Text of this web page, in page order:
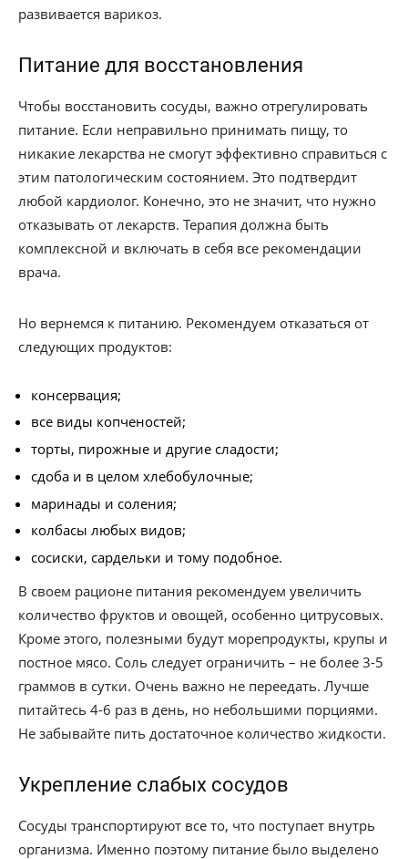
развивается варикоз.
Питание для восстановления
Чтобы восстановить сосуды, важно отрегулировать
питание. Если неправильно принимать пищу, то
никакие лекарства не смогут эффективно справиться с
этим патологическим состоянием. Это подтвердит
любой кардиолог. Конечно, это не значит, что нужно
отказывать от лекарств. Терапия должна быть
комплексной и включать в себя все рекомендации
врача.
Но вернемся к питанию. Рекомендуем отказаться от
следующих продуктов:
консервация;
все виды копченостей;
торты, пирожные и другие сладости;
сдоба и в целом хлебобулочные;
маринады и соления;
колбасы любых видов;
сосиски, сардельки и тому подобное.
В своем рационе питания рекомендуем увеличить
количество фруктов и овощей, особенно цитрусовых.
Кроме этого, полезными будут морепродукты, крупы и
постное мясо. Соль следует ограничить – не более 3-5
граммов в сутки. Очень важно не переедать. Лучше
питайтесь 4-6 раз в день, но небольшими порциями.
Не забывайте пить достаточное количество жидкости.
Укрепление слабых сосудов
Сосуды транспортируют все то, что поступает внутрь
организма. Именно поэтому питание было выделено